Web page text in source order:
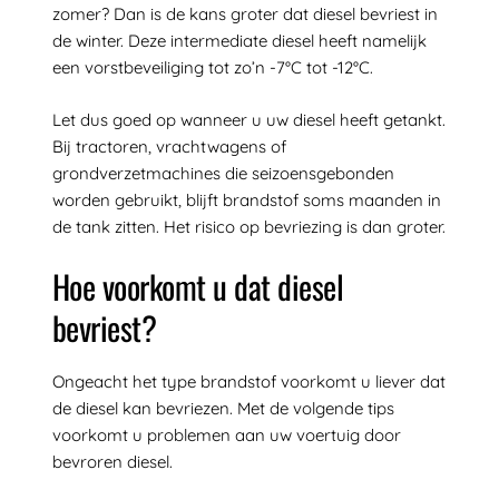
zomer? Dan is de kans groter dat diesel bevriest in
de winter. Deze intermediate diesel heeft namelijk
een vorstbeveiliging tot zo’n -7°C tot -12°C.
Let dus goed op wanneer u uw diesel heeft getankt.
Bij tractoren, vrachtwagens of
grondverzetmachines die seizoensgebonden
worden gebruikt, blijft brandstof soms maanden in
de tank zitten. Het risico op bevriezing is dan groter.
Hoe voorkomt u dat diesel
bevriest?
Ongeacht het type brandstof voorkomt u liever dat
de diesel kan bevriezen. Met de volgende tips
voorkomt u problemen aan uw voertuig door
bevroren diesel.